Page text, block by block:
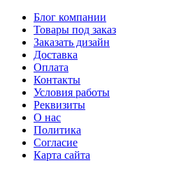
Блог компании
Товары под заказ
Заказать дизайн
Доставка
Оплата
Контакты
Условия работы
Реквизиты
О нас
Политика
Согласие
Карта сайта